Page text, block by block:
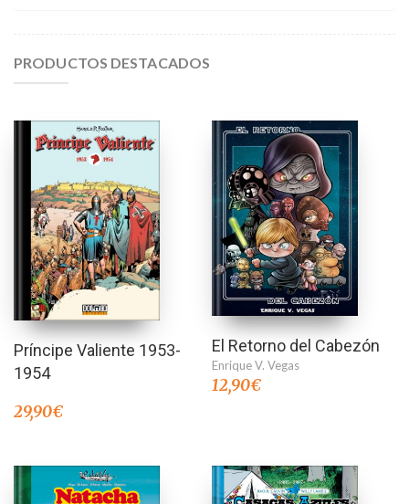
PRODUCTOS DESTACADOS
Príncipe Valiente 1953-
1954
29,90€
El Retorno del Cabezón
Enrique V. Vegas
12,90€